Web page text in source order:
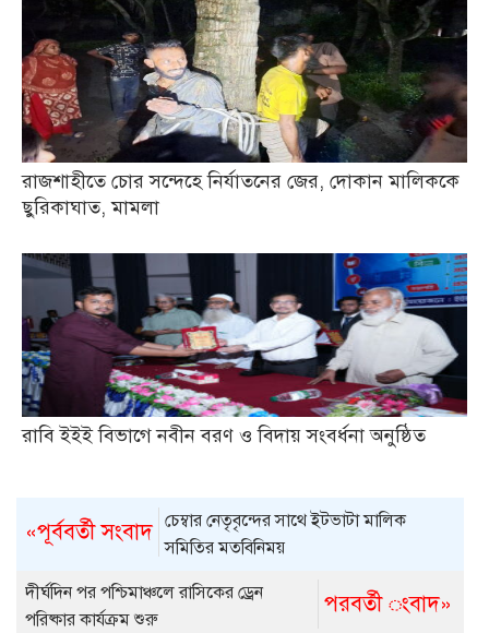
রাজশাহীতে চোর সন্দেহে নির্যাতনের জের, দোকান মালিককে
ছুরিকাঘাত, মামলা
রাবি ইইই বিভাগে নবীন বরণ ও বিদায় সংবর্ধনা অনুষ্ঠিত
«পূর্ববর্তী সংবাদ চেম্বার নেতৃবৃন্দের সাথে ইটভাটা মালিক
সমিতির মতবিনিময়
পরবর্তী ংবাদ»
দীর্ঘদিন পর পশ্চিমাঞ্চলে রাসিকের ড্রেন
পরিষ্কার কার্যক্রম শুরু